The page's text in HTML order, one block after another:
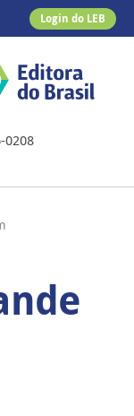
Login do LEB
0208